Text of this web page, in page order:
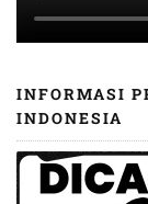
INFORMASI
INDONESIA